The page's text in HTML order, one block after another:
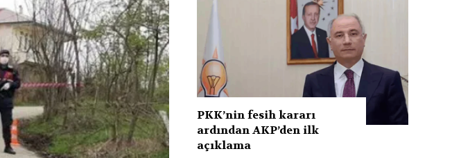
PKK’nin fesih kararı
ardından AKP’den ilk
açıklama